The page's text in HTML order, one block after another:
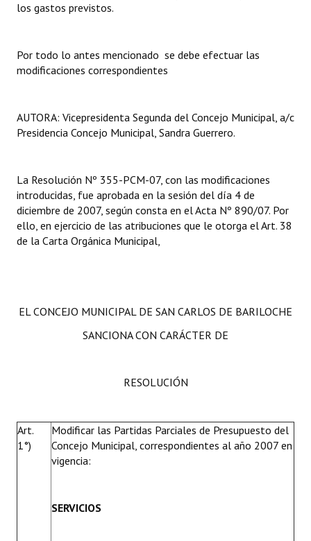
Registros y Distinciones
Premio al Mérito - Registro
Mujeres que Dejaron Huellas - Registro
Ciudadano Ilustre - Registro
Banca del Vecino - Registro
Huéspedes de Honor - Registro
Bariloche, Municipio intercultural
REFORMA DE LA CARTA ORGÁNICA
los gastos previstos.
Por todo lo antes mencionado se debe efectuar las
modificaciones correspondientes
AUTORA: Vicepresidenta Segunda del Concejo Municipal, a/c
Presidencia Concejo Municipal, Sandra Guerrero.
La Resolución Nº 355-PCM-07, con las modificaciones
introducidas, fue aprobada en la sesión del día 4 de
diciembre de 2007, según consta en el Acta Nº 890/07. Por
ello, en ejercicio de las atribuciones que le otorga el Art. 38
de la Carta Orgánica Municipal,
EL CONCEJO MUNICIPAL DE SAN CARLOS DE BARILOCHE
SANCIONA CON CARÁCTER DE
RESOLUCIÓN
Art.
1°)
Modificar las Partidas Parciales de Presupuesto del
Concejo Municipal, correspondientes al año 2007 en
vigencia:
SERVICIOS